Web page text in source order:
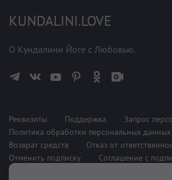
KUNDALINI.LOVE
О Кундалини Йоге с Любовью.
Реквизиты Поддержка
Запрос
Политика обработки персональных данных
Возврат средств
Отказ от
Отменить подписку
Соглашение с